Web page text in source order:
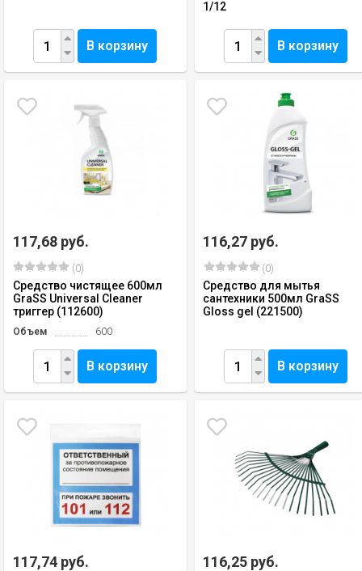
В корзину
1/12
В корзину
117,68 руб.
(0)
Средство чистящее 600мл
GraSS Universal Cleaner
триггер (112600)
Объем 600
В корзину
116,27 руб.
(0)
Средство для мытья
сантехники 500мл GraSS
Gloss gel (221500)
В корзину
117,74 руб. 116,25 руб.